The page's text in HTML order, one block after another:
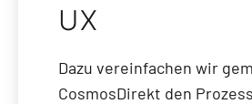
UX
Dazu vereinfachen wir
CosmosDirekt den